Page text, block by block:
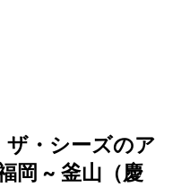
・シーズのア
岡 ~ 釜山（慶